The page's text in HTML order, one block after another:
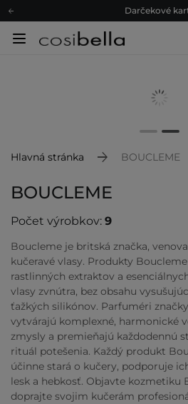
Darčekové
Ekologické
Darčekové
Hlavná stránka BOUCLEME
BOUCLEME
Počet výrobkov: 9
Boucleme je britská značka,
kučeravé vlasy. Produkty
rastlinných extraktov a
vlasy zvnútra, bez obsahu
ťažkých silikónov. Parfuméri
vytvárajú komplexné, harmonické
zmysly a premieňajú každodennú
rituál potešenia. Každý produkt
účinne stará o kučery, podporuje
lesk a hebkosť. Objavte kozmetiku
doprajte svojim kučerám